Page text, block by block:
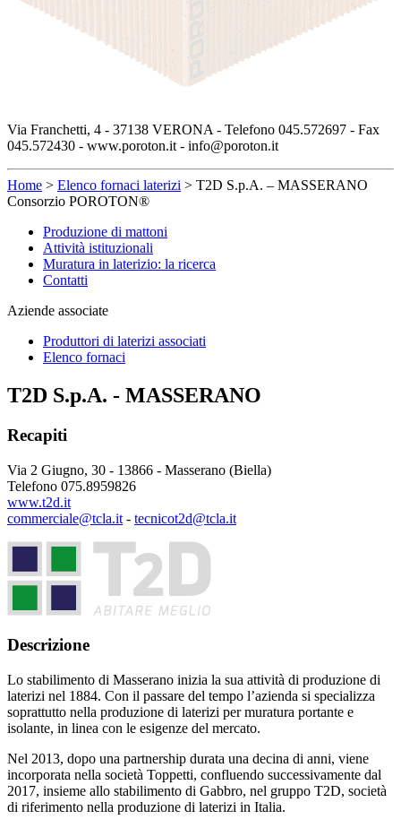
Via Franchetti, 4 - 37138 VERONA - Telefono 045.572697 - Fax
045.572430 - www.poroton.it - info@poroton.it
Home > Elenco fornaci laterizi > T2D S.p.A. – MASSERANO
Consorzio POROTON®
Produzione di mattoni
Attività istituzionali
Muratura in laterizio: la ricerca
Contatti
Aziende associate
Produttori di laterizi associati
Elenco fornaci
T2D S.p.A. - MASSERANO
Recapiti
Via 2 Giugno, 30 - 13866 - Masserano (Biella)
Telefono 075.8959826
www.t2d.it
commerciale@tcla.it - tecnicot2d@tcla.it
Descrizione
Lo stabilimento di Masserano inizia la sua attività di produzione di
laterizi nel 1884. Con il passare del tempo l’azienda si specializza
soprattutto nella produzione di laterizi per muratura portante e
isolante, in linea con le esigenze del mercato.
Nel 2013, dopo una partnership durata una decina di anni, viene
incorporata nella società Toppetti, confluendo successivamente dal
2017, insieme allo stabilimento di Gabbro, nel gruppo T2D, società
di riferimento nella produzione di laterizi in Italia.